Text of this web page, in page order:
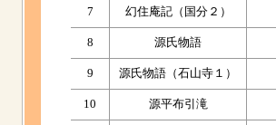
7 幻住庵記（国分２）
8 源氏物語
9 源氏物語（石山寺１）
10 源平布引滝